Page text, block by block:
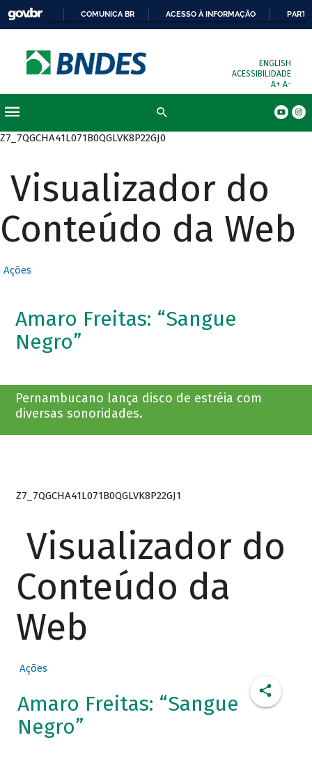
COMUNICA BR ACESSO À INFORMAÇÃO
ENGLISH
ACESSIBILIDADE
A+ A-
Z7_7QGCHA41L071B0QGLVK8P22GJ0
Visualizador do
Conteúdo da Web
Ações
Amaro Freitas: “Sangue
Negro”
Pernambucano lança disco de estréia com
diversas sonoridades.
Z7_7QGCHA41L071B0QGLVK8P22GJ1
Visualizador do
Conteúdo da
Web
Ações
Amaro Freitas: “Sangue
Negro”